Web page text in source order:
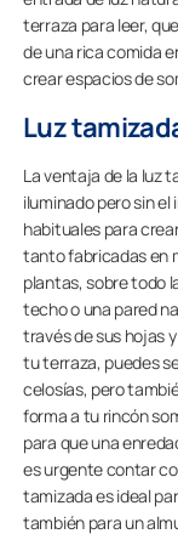
terraza para leer,
de una rica comida
crear espacios de
Luz
La ventaja de la luz
iluminado pero sin
habituales para
tanto fabricadas en
plantas, sobre todo
techo o una pared
través de sus hojas
tu terraza, puedes
celosías, pero
forma a tu rincón
para que una
es urgente contar
tamizada es ideal
también para un